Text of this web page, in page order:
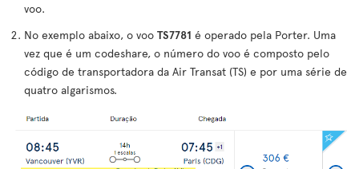
voo.
No exemplo abaixo, o voo TS7781 é operado pela Porter. Uma
vez que é um codeshare, o número do voo é composto pelo
código de transportadora da Air Transat (TS) e por uma série de
quatro algarismos.